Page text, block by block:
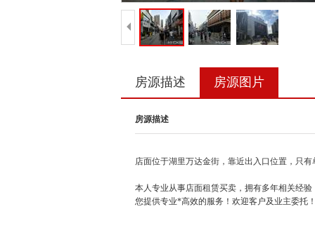
房源描述 房源图片
房源描述
店面位于湖里万达金街，靠近出入口位置，只
本人专业从事店面租赁买卖，拥有多年相关经
您提供专业*高效的服务！欢迎客户及业主委托